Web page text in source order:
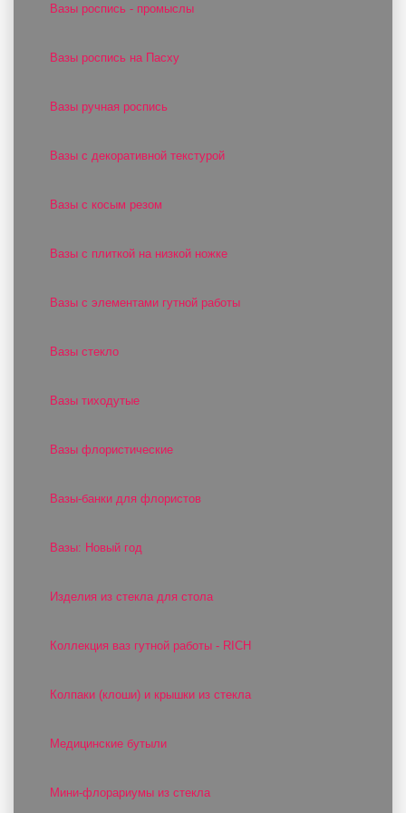
Вазы роспись - промыслы
Вазы роспись на Пасху
Вазы ручная роспись
Вазы с декоративной текстурой
Вазы с косым резом
Вазы с плиткой на низкой ножке
Вазы с элементами гутной работы
Вазы стекло
Вазы тиходутые
Вазы флористические
Вазы-банки для флористов
Вазы: Новый год
Изделия из стекла для стола
Коллекция ваз гутной работы - RICH
Колпаки (клоши) и крышки из стекла
Медицинские бутыли
Мини-флорариумы из стекла